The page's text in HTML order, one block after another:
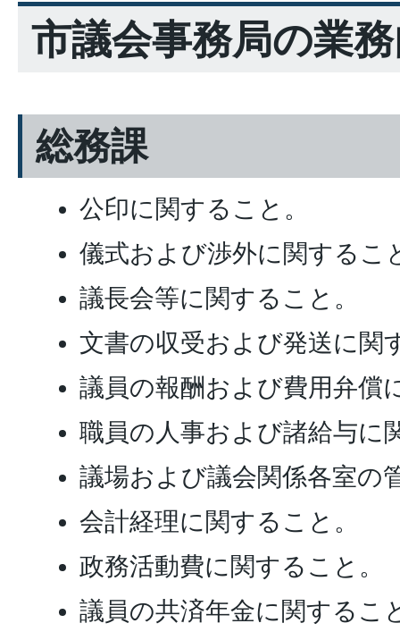
市議会事務局の業
総務課
公印に関すること。
儀式および渉外に関するこ
議長会等に関すること。
文書の収受および発送に関
議員の報酬および費用弁償
職員の人事および諸給与に
議場および議会関係各室の
会計経理に関すること。
政務活動費に関すること。
議員の共済年金に関するこ